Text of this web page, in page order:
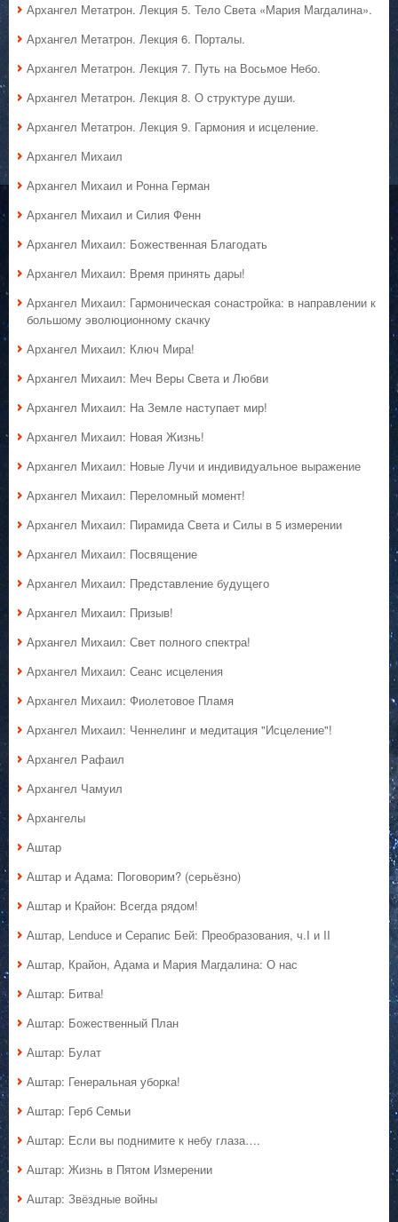
Архангел Метатрон. Лекция 5. Тело Света «Мария Магдалина».
Архангел Метатрон. Лекция 6. Порталы.
Архангел Метатрон. Лекция 7. Путь на Восьмое Небо.
Архангел Метатрон. Лекция 8. О структуре души.
Архангел Метатрон. Лекция 9. Гармония и исцеление.
Архангел Михаил
Архангел Михаил и Ронна Герман
Архангел Михаил и Силия Фенн
Архангел Михаил: Божественная Благодать
Архангел Михаил: Время принять дары!
Архангел Михаил: Гармоническая сонастройка: в направлении к
большому эволюционному скачку
Архангел Михаил: Ключ Мира!
Архангел Михаил: Меч Веры Света и Любви
Архангел Михаил: На Земле наступает мир!
Архангел Михаил: Новая Жизнь!
Архангел Михаил: Новые Лучи и индивидуальное выражение
Архангел Михаил: Переломный момент!
Архангел Михаил: Пирамида Света и Силы в 5 измерении
Архангел Михаил: Посвящение
Архангел Михаил: Представление будущего
Архангел Михаил: Призыв!
Архангел Михаил: Свет полного спектра!
Архангел Михаил: Сеанс исцеления
Архангел Михаил: Фиолетовое Пламя
Архангел Михаил: Ченнелинг и медитация "Исцеление"!
Архангел Рафаил
Архангел Чамуил
Архангелы
Аштар
Аштар и Адама: Поговорим? (серьёзно)
Аштар и Крайон: Всегда рядом!
Аштар, Lenduce и Серапис Бей: Преобразования, ч.I и II
Аштар, Крайон, Адама и Мария Магдалина: О нас
Аштар: Битва!
Аштар: Божественный План
Аштар: Булат
Аштар: Генеральная уборка!
Аштар: Герб Семьи
Аштар: Если вы поднимите к небу глаза….
Аштар: Жизнь в Пятом Измерении
Аштар: Звёздные войны